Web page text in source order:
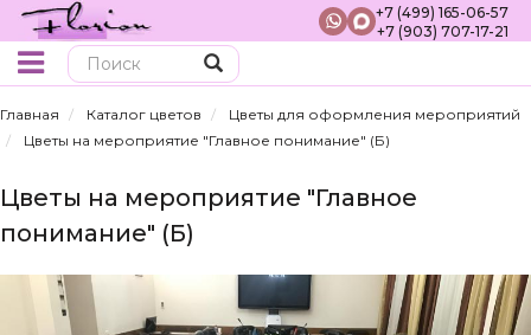
+7 (499) 165-06-57
+7 (903) 707-17-21
Главная Каталог цветов
Цветы для оформления мероприятий
Цветы на мероприятие "Главное понимание" (Б)
Цветы на мероприятие "Главное
понимание" (Б)